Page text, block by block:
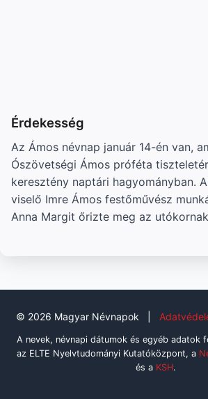
Érdekesség
Az Ámos névnap január 14-én van,
Ószövetségi Ámos próféta
keresztény naptári hagyományban.
viselő Imre Ámos festőművész
Anna Margit őrizte meg az
© 2026 Magyar Névnapok
A nevek, névnapi dátumok és egyéb adatok
az ELTE Nyelvtudományi Kutatóközpont, a
és a KSH.